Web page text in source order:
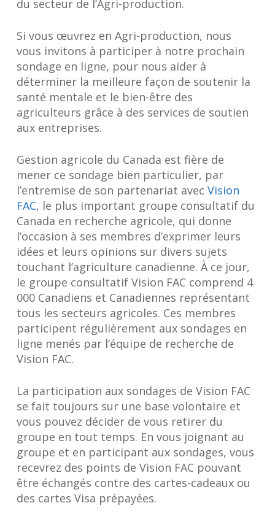
du secteur de l’Agri-production.
Si vous œuvrez en Agri-production, nous
vous invitons à participer à notre prochain
sondage en ligne, pour nous aider à
déterminer la meilleure façon de soutenir la
santé mentale et le bien-être des
agriculteurs grâce à des services de soutien
aux entreprises.
Gestion agricole du Canada est fière de
mener ce sondage bien particulier, par
l’entremise de son partenariat avec Vision
FAC, le plus important groupe consultatif du
Canada en recherche agricole, qui donne
l’occasion à ses membres d’exprimer leurs
idées et leurs opinions sur divers sujets
touchant l’agriculture canadienne. À ce jour,
le groupe consultatif Vision FAC comprend 4
000 Canadiens et Canadiennes représentant
tous les secteurs agricoles. Ces membres
participent régulièrement aux sondages en
ligne menés par l’équipe de recherche de
Vision FAC.
La participation aux sondages de Vision FAC
se fait toujours sur une base volontaire et
vous pouvez décider de vous retirer du
groupe en tout temps. En vous joignant au
groupe et en participant aux sondages, vous
recevrez des points de Vision FAC pouvant
être échangés contre des cartes-cadeaux ou
des cartes Visa prépayées.